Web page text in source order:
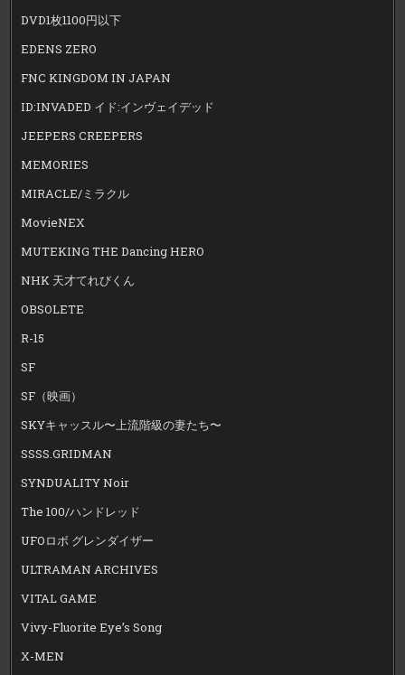
DVD1枚1100円以下
EDENS ZERO
FNC KINGDOM IN JAPAN
ID:INVADED イド:インヴェイデッド
JEEPERS CREEPERS
MEMORIES
MIRACLE/ミラクル
MovieNEX
MUTEKING THE Dancing HERO
NHK 天才てれびくん
OBSOLETE
R-15
SF
SF（映画）
SKYキャッスル〜上流階級の妻たち〜
SSSS.GRIDMAN
SYNDUALITY Noir
The 100/ハンドレッド
UFOロボ グレンダイザー
ULTRAMAN ARCHIVES
VITAL GAME
Vivy-Fluorite Eye’s Song
X-MEN